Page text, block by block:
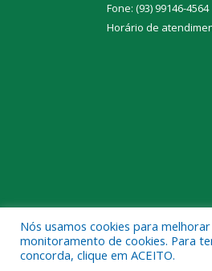
Fone: (93) 99146-4564
Horário de
Todos os direitos
Nós usamos cookies para
monitoramento de cookies. Para
concorda, clique em ACEITO.